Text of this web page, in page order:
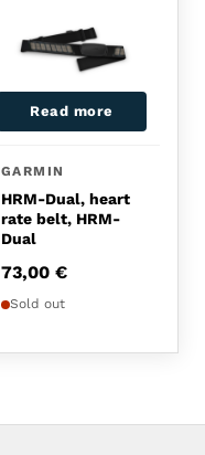
Read more
GARMIN
HRM-Dual, heart
rate belt, HRM-
Dual
73,00 €
Sold out